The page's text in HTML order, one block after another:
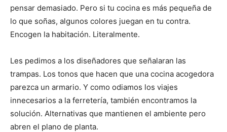
pensar demasiado. Pero si tu cocina es más pequeña de
lo que soñas, algunos colores juegan en tu contra.
Encogen la habitación. Literalmente.
Les pedimos a los diseñadores que señalaran las
trampas. Los tonos que hacen que una cocina acogedora
parezca un armario. Y como odiamos los viajes
innecesarios a la ferretería, también encontramos la
solución. Alternativas que mantienen el ambiente pero
abren el plano de planta.